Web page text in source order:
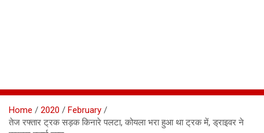
Home 2020
February
तेज रफ्तार ट्रक सड़क किनारे पलटा, कोयला भरा हुआ था ट्रक में, ड्राइवर ने